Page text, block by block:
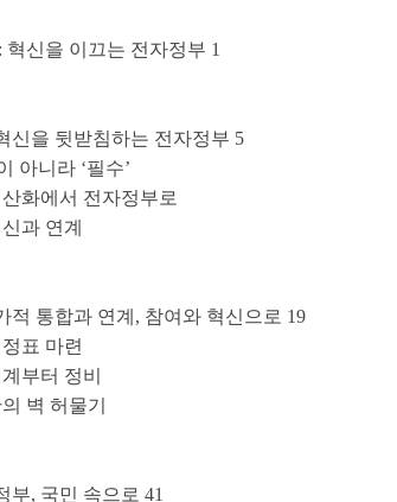
혁신을 이끄는 전자정부 1
신을 뒷받침하는 전자정부 5
아니라 ‘필수’
화에서 전자정부로
과 연계
적 통합과 연계, 참여와 혁신으로 19
표 마련
부터 정비
벽 허물기
부, 국민 속으로 41